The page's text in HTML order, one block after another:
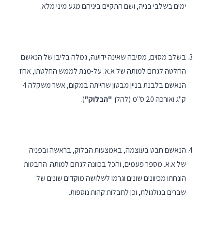
ימים בשלבי בניה, ושם התקיים ביניהם מגע מיני מלא.
בשלב מסוים, מסיבה שאינה ידועה, גמלה בליבו של הנאשם
החלטה לגרום למותה של א.א. על-מנת לממש החלטתו, אחז
הנאשם בלבנת בניין מבטון שהייתה במקום, אשר משקלה 4
ק"ג ואורכה 20 ס"מ (להלן:
"הבלוק").
הנאשם חבט בעוצמה, באמצעות הבלוק, בראשה ובפניה
של א.א. מספר פעמים, והכל בכוונה לגרום למותה. החבטות
הונחתו מכיוונים שונים וגרמו לשלושה מוקדים שונים של
שברים בגולגולת, וכן לחבלות קהות נוספות.